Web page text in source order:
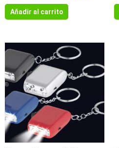
Añadir al carrito